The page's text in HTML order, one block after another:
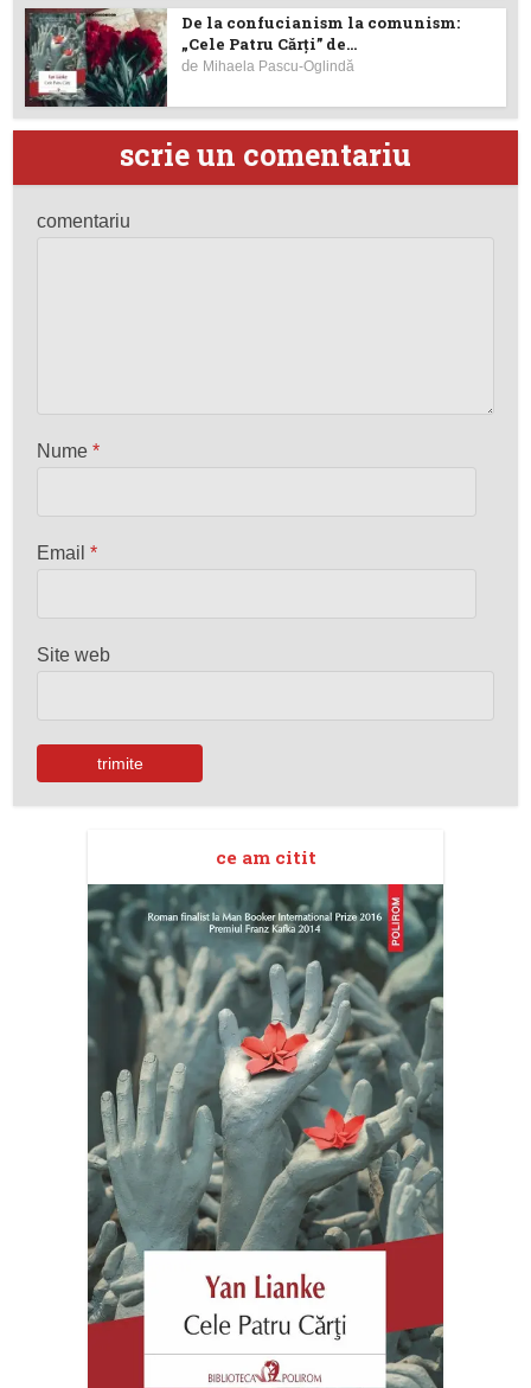
De la confucianism la comunism:
„Cele Patru Cărți” de...
de Mihaela Pascu-Oglindă
scrie un comentariu
comentariu
Nume*
Email*
Site web
ce am citit